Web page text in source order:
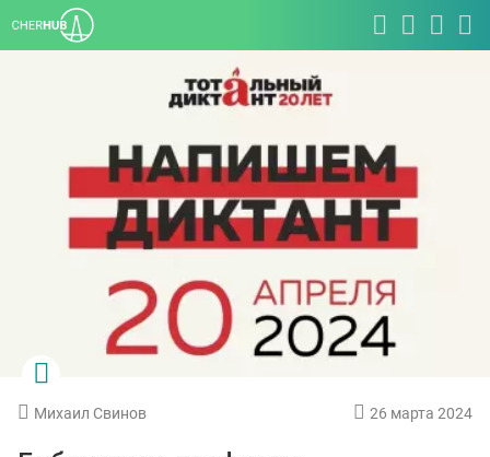
Михаил Свинов 26 марта 2024